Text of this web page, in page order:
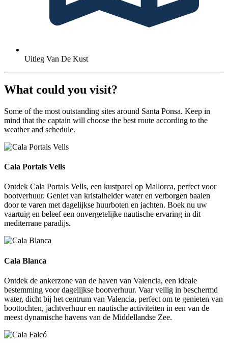
Uitleg Van De Kust
What could you visit?
Some of the most outstanding sites around Santa Ponsa. Keep in
mind that the captain will choose the best route according to the
weather and schedule.
Cala Portals Vells
Cala Portals Vells
Ontdek Cala Portals Vells, een kustparel op Mallorca, perfect voor
bootverhuur. Geniet van kristalhelder water en verborgen baaien
door te varen met dagelijkse huurboten en jachten. Boek nu uw
vaartuig en beleef een onvergetelijke nautische ervaring in dit
mediterrane paradijs.
Cala Blanca
Cala Blanca
Ontdek de ankerzone van de haven van Valencia, een ideale
bestemming voor dagelijkse bootverhuur. Vaar veilig in beschermd
water, dicht bij het centrum van Valencia, perfect om te genieten van
boottochten, jachtverhuur en nautische activiteiten in een van de
meest dynamische havens van de Middellandse Zee.
Cala Falcó